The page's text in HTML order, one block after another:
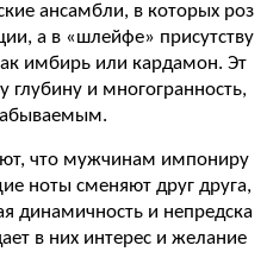
ансамбли, в которых роз
а в «шлейфе» присутству
имбирь или кардамон. Эт
и многогранность,
что мужчинам импониру
ноты сменяют друг друга,
динамичность и непредска
в них интерес и желание